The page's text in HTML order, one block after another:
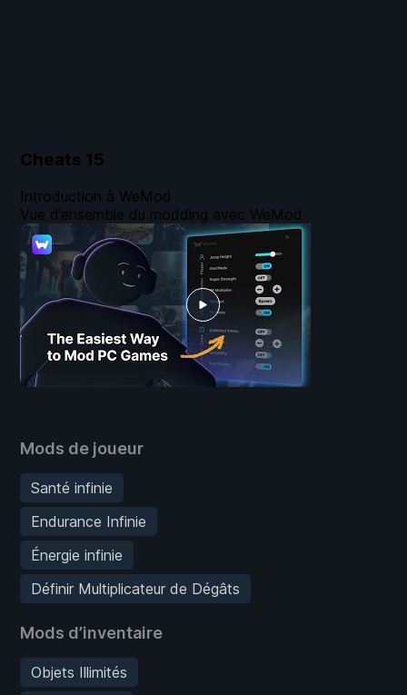
Cheats 15
Mods de joueur
Santé infinie
Endurance Infinie
Énergie infinie
Définir Multiplicateur de Dégâts
Mods d’inventaire
Objets Illimités
Introduction à WeMod
Vue d’ensemble du modding avec WeMod